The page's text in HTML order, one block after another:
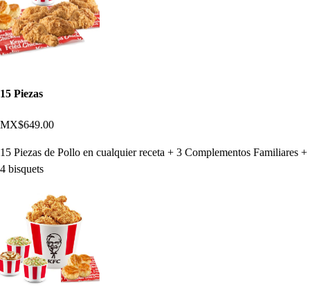
15 Piezas
MX$649.00
15 Piezas de Pollo en cualquier receta + 3 Complementos Familiares +
4 bisquets